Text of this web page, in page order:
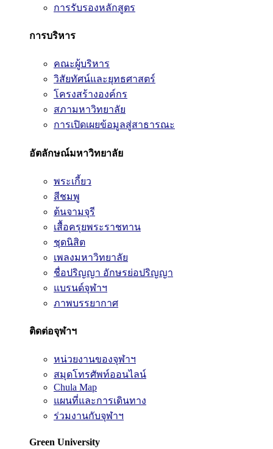
การรับรองหลักสูตร
การบริหาร
คณะผู้บริหาร
วิสัยทัศน์และยุทธศาสตร์
โครงสร้างองค์กร
สภามหาวิทยาลัย
การเปิดเผยข้อมูลสู่สาธารณะ
อัตลักษณ์มหาวิทยาลัย
พระเกี้ยว
สีชมพู
ต้นจามจุรี
เสื้อครุยพระราชทาน
ชุดนิสิต
เพลงมหาวิทยาลัย
ชื่อปริญญา อักษรย่อปริญญา
แบรนด์จุฬาฯ
ภาพบรรยากาศ
ติดต่อจุฬาฯ
หน่วยงานของจุฬาฯ
สมุดโทรศัพท์ออนไลน์
Chula Map
แผนที่และการเดินทาง
ร่วมงานกับจุฬาฯ
Green University